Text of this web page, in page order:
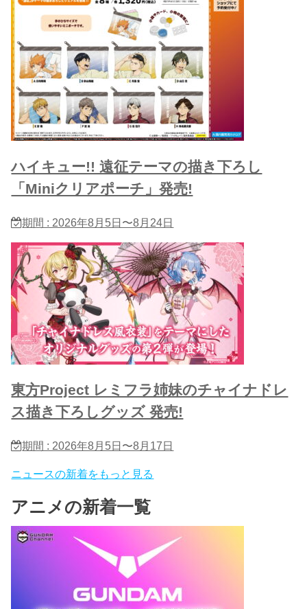
ハイキュー!! 遠征テーマの描き下ろし
「Miniクリアポーチ」発売!
期間 : 2026年8月5日〜8月24日
東方Project レミフラ姉妹のチャイナドレ
ス描き下ろしグッズ 発売!
期間 : 2026年8月5日〜8月17日
ニュースの新着をもっと見る
アニメの新着一覧